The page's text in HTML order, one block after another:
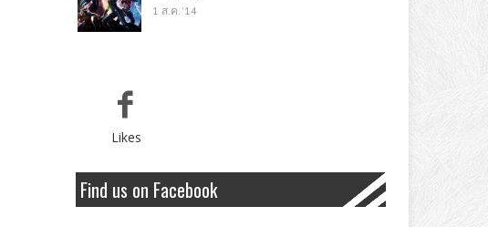
1 ส.ค. '14
Likes
Find us on Facebook